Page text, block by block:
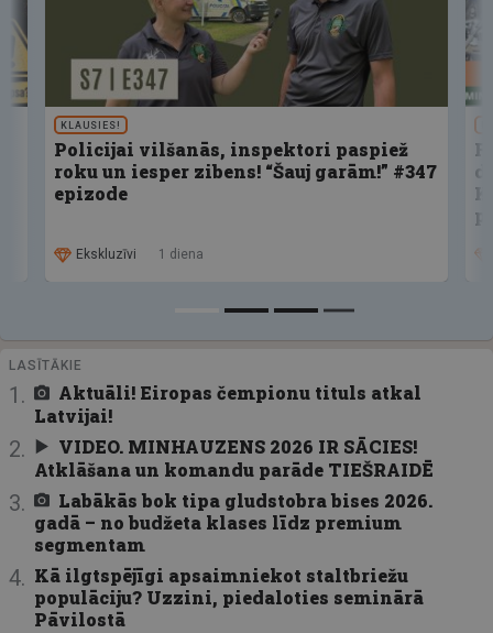
KLAUSIES!
Policijai vilšanās, inspektori paspiež
roku un iesper zibens! “Šauj garām!” #347
epizode
Ekskluzīvi 1 diena
LASĪTĀKIE
Aktuāli! Eiropas čempionu tituls atkal
Latvijai!
VIDEO. MINHAUZENS 2026 IR SĀCIES!
Atklāšana un komandu parāde TIEŠRAIDĒ
Labākās bok tipa gludstobra bises 2026.
gadā – no budžeta klases līdz premium
segmentam
Kā ilgtspējīgi apsaimniekot staltbriežu
populāciju? Uzzini, piedaloties seminārā
Pāvilostā